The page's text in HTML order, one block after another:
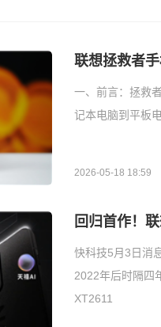
联想拯救者
一、前言：拯救
记本电脑到平板
2026-05-18 18:59
回归首作！
快科技5月3日消
2022年后时隔四
XT2611